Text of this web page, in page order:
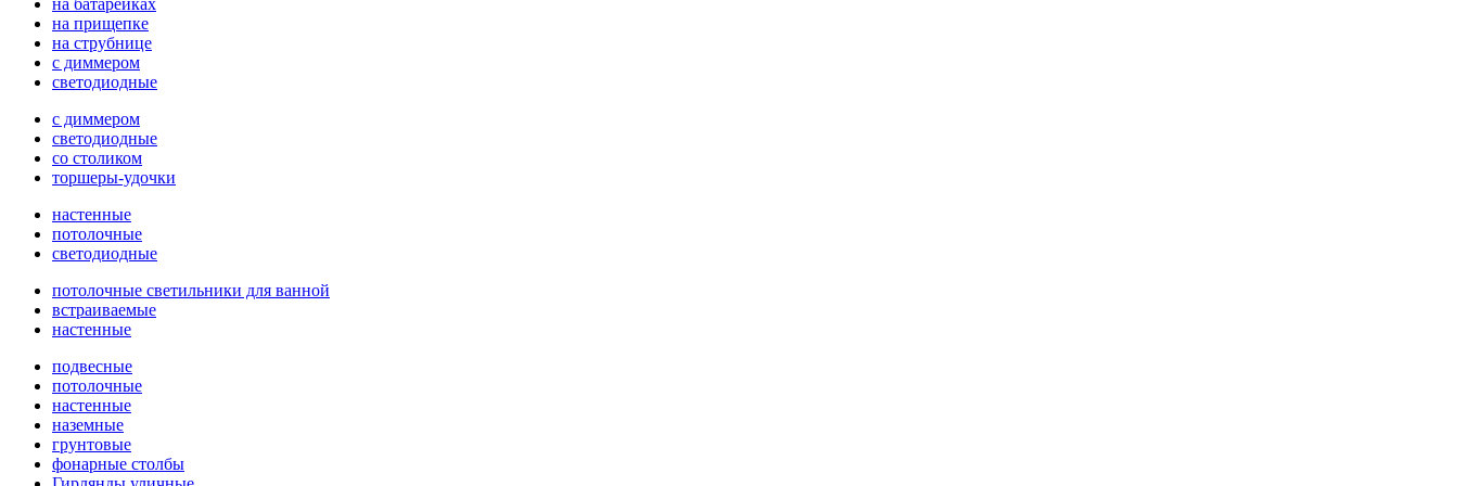
на батарейках
на прищепке
на струбнице
с диммером
светодиодные
с диммером
светодиодные
со столиком
торшеры-удочки
настенные
потолочные
светодиодные
потолочные светильники для ванной
встраиваемые
настенные
подвесные
потолочные
настенные
наземные
грунтовые
фонарные столбы